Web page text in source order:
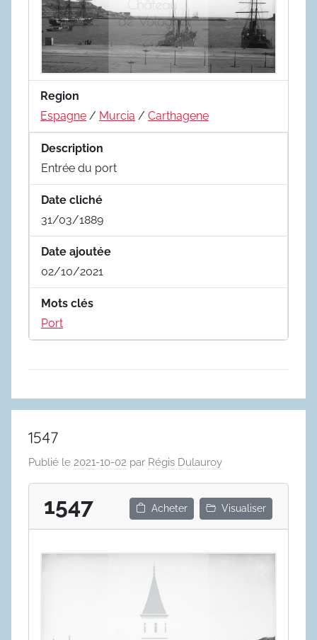
Region
Espagne / Murcia / Carthagene
Description
Entrée du port
Date cliché
31/03/1889
Date ajoutée
02/10/2021
Mots clés
Port
1547
Publié le 2021-10-02 par Régis Dulauroy
1547 Acheter Visualiser